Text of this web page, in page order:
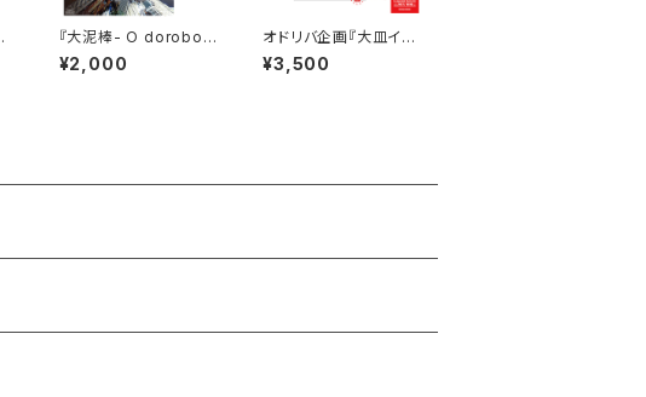
『大泥棒- O dorobow
-』公演パンフレット
¥2,000
オドリバ企画『大皿イン
ダハウス』公演オリジナ
ルTシャツ
¥3,500